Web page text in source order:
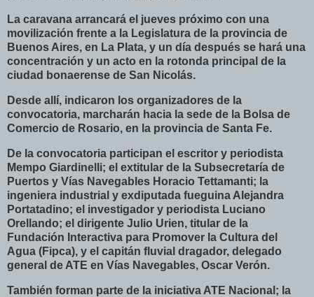
La caravana arrancará el jueves próximo con una
movilización frente a la Legislatura de la provincia de
Buenos Aires, en La Plata, y un día después se hará una
concentración y un acto en la rotonda principal de la
ciudad bonaerense de San Nicolás.
Desde allí, indicaron los organizadores de la
convocatoria, marcharán hacia la sede de la Bolsa de
Comercio de Rosario, en la provincia de Santa Fe.
De la convocatoria participan el escritor y periodista
Mempo Giardinelli; el extitular de la Subsecretaría de
Puertos y Vías Navegables Horacio Tettamanti; la
ingeniera industrial y exdiputada fueguina Alejandra
Portatadino; el investigador y periodista Luciano
Orellando; el dirigente Julio Urien, titular de la
Fundación Interactiva para Promover la Cultura del
Agua (Fipca), y el capitán fluvial dragador, delegado
general de ATE en Vías Navegables, Oscar Verón.
También forman parte de la iniciativa ATE Nacional; la